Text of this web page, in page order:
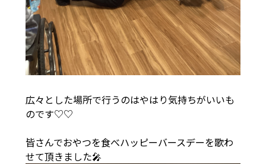
広々とした場所で行うのはやはり気持ちがいいも
のです♡♡
皆さんでおやつを食べハッピーバースデーを歌わ
せて頂きました🎤